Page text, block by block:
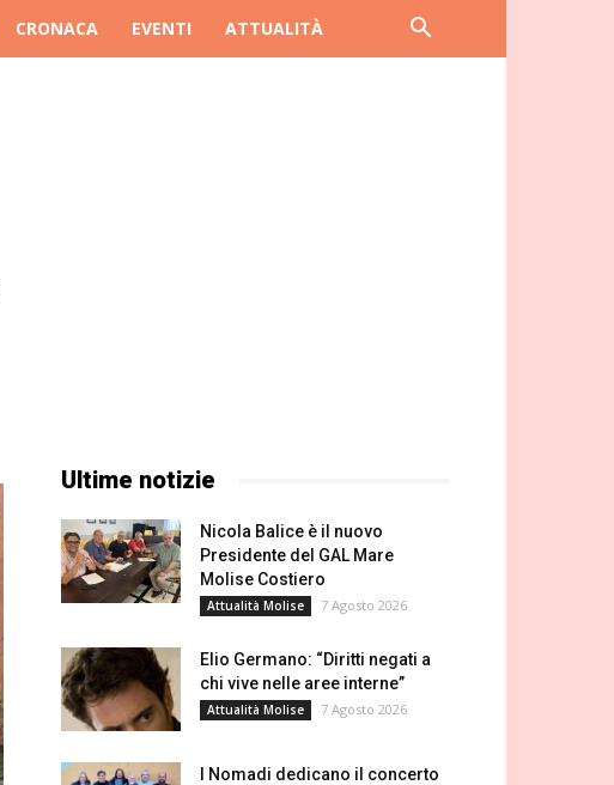
CRONACA EVENTI ATTUALITÀ
Ultime notizie
Nicola Balice è il nuovo
Presidente del GAL Mare
Molise Costiero
Attualità Molise 7 Agosto 2026
Elio Germano: “Diritti negati a
chi vive nelle aree interne”
Attualità Molise 7 Agosto 2026
I Nomadi dedicano il concerto